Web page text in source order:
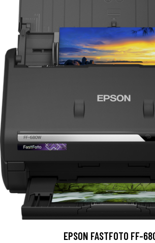
EPSON FASTFOTO FF-